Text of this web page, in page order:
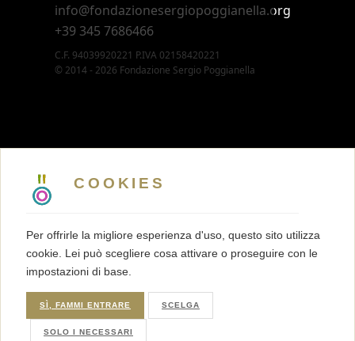
COOKIES
Per offrirle la migliore esperienza d'uso, questo sito utilizza
cookie. Lei può scegliere cosa attivare o proseguire con le
impostazioni di base.
SÌ, FAMMI ENTRARE SCELGA
SOLO I NECESSARI
info@fondazionesergiopoggianella.org
+39 345 7686466
C.F. 94039920221 P.IVA 02158420221
© 2014 - 2026 Fondazione Sergio Poggianella
5 X MILLE
MEMBERSHIP
TRASPARENZA
TERMINI E CONDIZIONI
PRIVACY
COOKIES